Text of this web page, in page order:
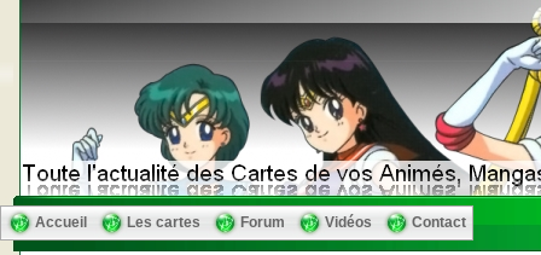
Accueil Les cartes Forum Vidéos Contact